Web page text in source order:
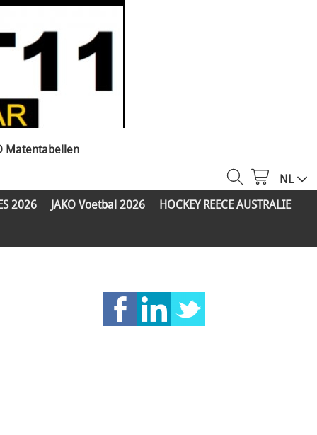
Matentabellen
NL
2026 JAKO Voetbal 2026
HOCKEY REECE AUSTRALIE